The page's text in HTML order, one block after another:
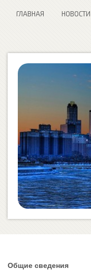
ГЛАВНАЯ НОВОСТИ
Общие сведения